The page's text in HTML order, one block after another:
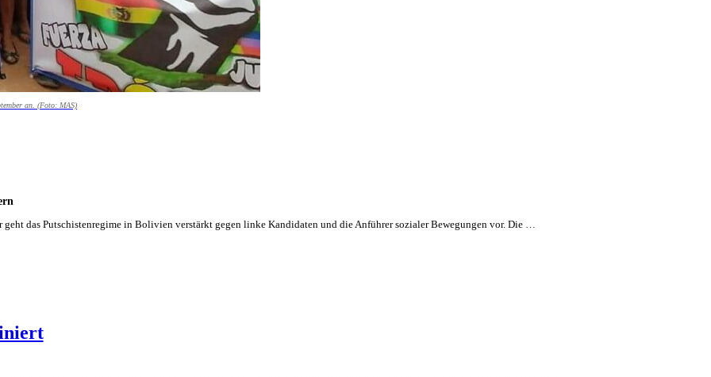
an. (Foto: MAS)
geht das Putschistenregime in Bolivien verstärkt gegen linke Kandidaten und die Anführer sozialer Bewegungen vor. Die …